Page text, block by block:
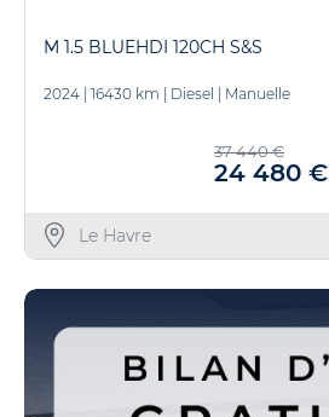
M 1.5 BLUEHDI 120CH S&S
2024 16430 km Diesel Manuelle
37 440 €
24 480 €
Le Havre